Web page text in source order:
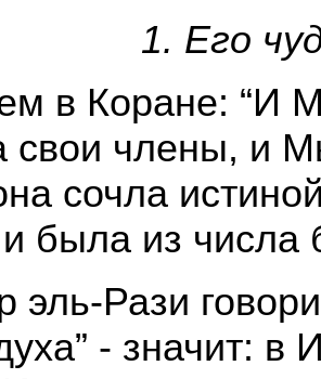
1. Его
в Коране: “И
свои члены, и
сочла
была из числа
эль-Рази
- значит: в